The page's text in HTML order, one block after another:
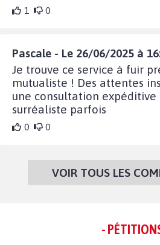
1 0
Pascale - Le 26/06/2025 à
Je trouve ce service à fuir
mutualiste ! Des attentes
une consultation
surréaliste parfois
0 0
VOIR TOUS LES
-